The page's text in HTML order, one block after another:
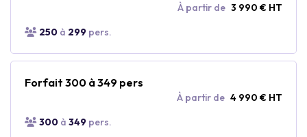
À partir de 3 990 € HT
250 à 299 pers.
Forfait 300 à 349 pers
À partir de 4 990 € HT
300 à 349 pers.